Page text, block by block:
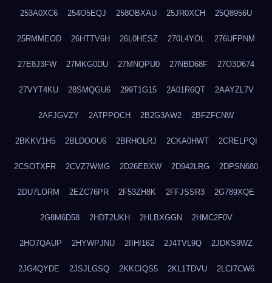
253A0XC6 254O5EQJ 258OBXAU 25JR0XCH 25Q8956U
25RMMEOD 26HTTV6H 26L0HESZ 270L4YOL 276UFPNM
27E8J3FW 27MKG0DU 27MNQPU0 27NBD68F 27O3D674
27VYT4KU 28SMQGU6 299T1G15 2A01R6QT 2AAYZL7V
2AFJGVZY 2ATPPOCH 2B2G3AW2 2BFZFCNW
2BKKV1H5 2BLDOOU6 2BRHOLRJ 2CKA0HWT 2CRELPQI
2CSOTXFR 2CVZ7WMG 2D26EBXW 2D942LRG 2DPSN680
2DU7LORM 2EZC76PR 2F53ZH8K 2FFJSSR3 2G789XQE
2G8M6D58 2HDT2UKH 2HLBXGGN 2HMC2F0V
2HO7QAUP 2HYWPJNU 2IIHI162 2J4TVL9Q 2JDKS9WZ
2JG4QYDE 2JSJLGSQ 2KKCIQS5 2KL1TDVU 2LCI7CW6